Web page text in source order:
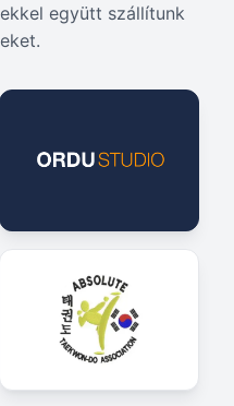
együtt szállítunk